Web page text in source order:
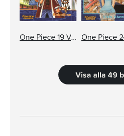
One Piece 19 Varning för monster
Visa alla 49